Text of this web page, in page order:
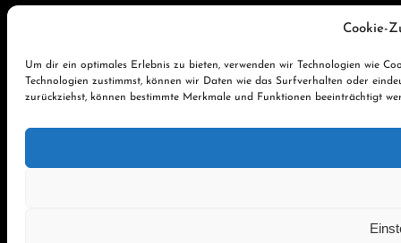
Cookie-
Um dir ein optimales Erlebnis zu bieten, verwenden wir Technologien wie
Technologien zustimmst, können wir Daten wie das Surfverhalten oder
zurückziehst, können bestimmte Merkmale und Funktionen beeinträchtigt